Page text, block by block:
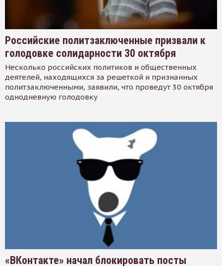
Российские политзаключенные призвали к
голодовке солидарности 30 октября
Несколько российских политиков и общественных
деятелей, находящихся за решеткой и признанных
политзаключенными, заявили, что проведут 30 октября
однодневную голодовку
«ВКонтакте» начал блокировать посты